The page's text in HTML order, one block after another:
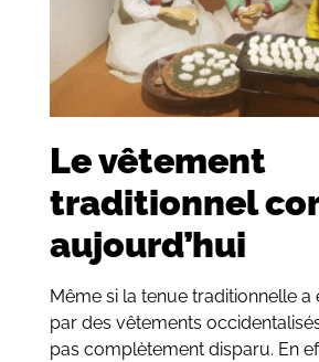
Le vêtement
traditionnel
aujourd’hui
Même si la tenue traditionnelle
par des vêtements
pas complètement disparu. En